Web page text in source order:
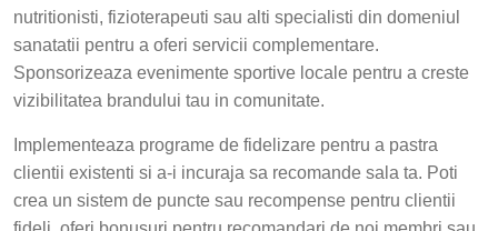
nutritionisti, fizioterapeuti sau alti specialisti din domeniul
sanatatii pentru a oferi servicii complementare.
Sponsorizeaza evenimente sportive locale pentru a creste
vizibilitatea brandului tau in comunitate.
Implementeaza programe de fidelizare pentru a pastra
clientii existenti si a-i incuraja sa recomande sala ta. Poti
crea un sistem de puncte sau recompense pentru clientii